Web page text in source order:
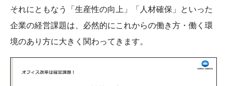
それにともなう「生産性の向上」「人材確保」といった
企業の経営課題は、必然的にこれからの働き方・働く環
境のあり方に大きく関わってきます。